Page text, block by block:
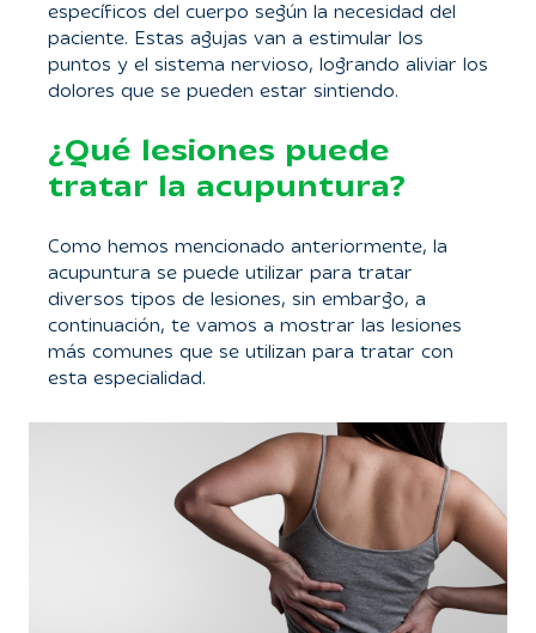
específicos del cuerpo según la necesidad del
paciente. Estas agujas van a estimular los
puntos y el sistema nervioso, logrando aliviar los
dolores que se pueden estar sintiendo.
¿Qué lesiones puede
tratar la acupuntura?
Como hemos mencionado anteriormente, la
acupuntura se puede utilizar para tratar
diversos tipos de lesiones, sin embargo, a
continuación, te vamos a mostrar las lesiones
más comunes que se utilizan para tratar con
esta especialidad.